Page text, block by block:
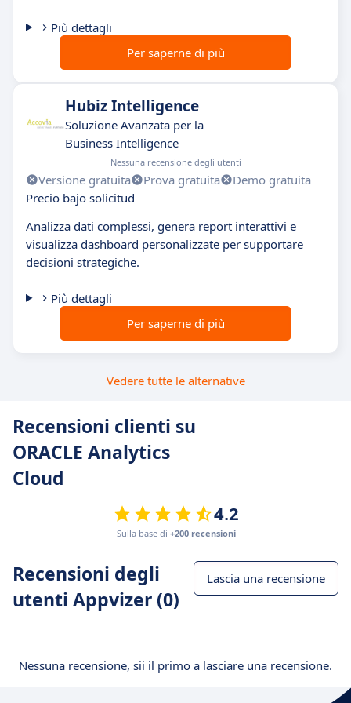
Più dettagli
Per saperne di più
Hubiz Intelligence
Soluzione Avanzata per la
Business Intelligence
Nessuna recensione degli utenti
Versione gratuita Prova gratuita
Demo gratuita
Precio bajo solicitud
Analizza dati complessi, genera report interattivi e
visualizza dashboard personalizzate per supportare
decisioni strategiche.
Più dettagli
Per saperne di più
Vedere tutte le alternative
Recensioni clienti su
ORACLE Analytics
Cloud
4.2
Sulla base di +200 recensioni
Recensioni degli
utenti Appvizer (0)
Lascia una recensione
Nessuna recensione, sii il primo a lasciare una recensione.